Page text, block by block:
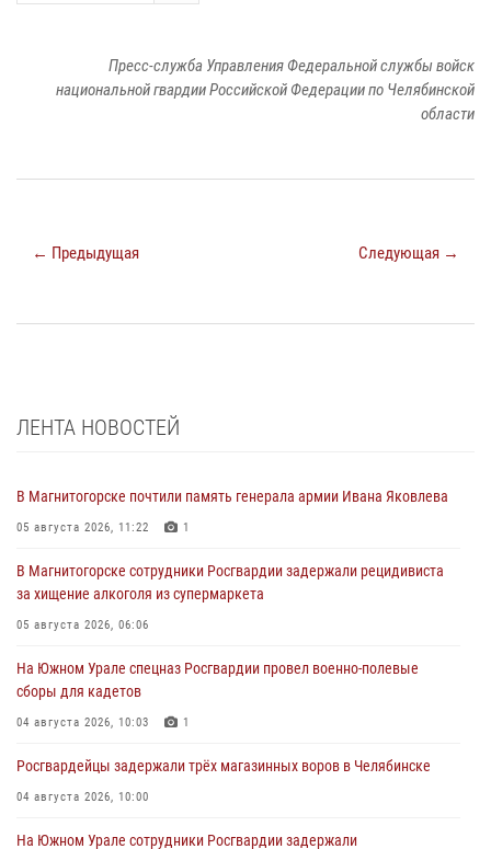
Пресс-служба Управления Федеральной службы войск
национальной гвардии Российской Федерации по Челябинской
области
← Предыдущая Следующая →
ЛЕНТА НОВОСТЕЙ
В Магнитогорске почтили память генерала армии Ивана Яковлева
05 августа 2026, 11:22 1
В Магнитогорске сотрудники Росгвардии задержали рецидивиста
за хищение алкоголя из супермаркета
05 августа 2026, 06:06
На Южном Урале спецназ Росгвардии провел военно-полевые
сборы для кадетов
04 августа 2026, 10:03 1
Росгвардейцы задержали трёх магазинных воров в Челябинске
04 августа 2026, 10:00
На Южном Урале сотрудники Росгвардии задержали